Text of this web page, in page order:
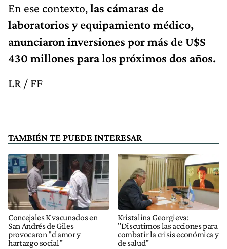
En ese contexto,las cámaras de
laboratorios y equipamiento médico,
anunciaron inversiones por más de U$S
430 millones para los próximos dos años.
LR / FF
TAMBIÉN TE PUEDE INTERESAR
Concejales K vacunados en
San Andrés de Giles
provocaron "clamor y
hartazgo social"
Kristalina Georgieva:
"Discutimos las acciones para
combatir la crisis económica y
de salud"